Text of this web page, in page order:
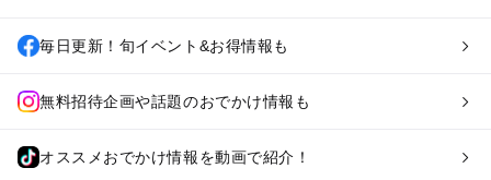
毎日更新！旬イベント&お得情報も
無料招待企画や話題のおでかけ情報も
オススメおでかけ情報を動画で紹介！